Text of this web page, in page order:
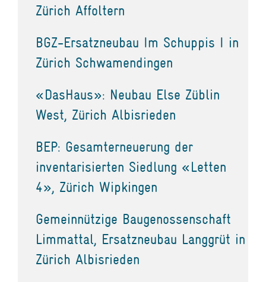
Zürich Affoltern
BGZ-Ersatzneubau Im Schuppis I in
Zürich Schwamendingen
«DasHaus»: Neubau Else Züblin
West, Zürich Albisrieden
BEP: Gesamterneuerung der
inventarisierten Siedlung «Letten
4», Zürich Wipkingen
Gemeinnützige Baugenossenschaft
Limmattal, Ersatzneubau Langgrüt in
Zürich Albisrieden